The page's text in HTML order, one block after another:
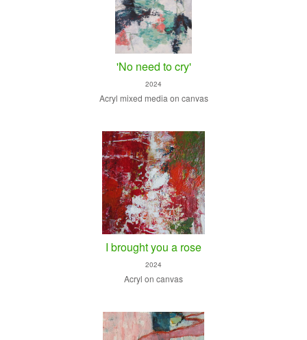
'No need to cry'
2024
Acryl mixed media on canvas
I brought you a rose
2024
Acryl on canvas